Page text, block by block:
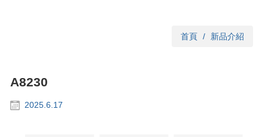
首頁 新品介紹
A8230
2025.6.17